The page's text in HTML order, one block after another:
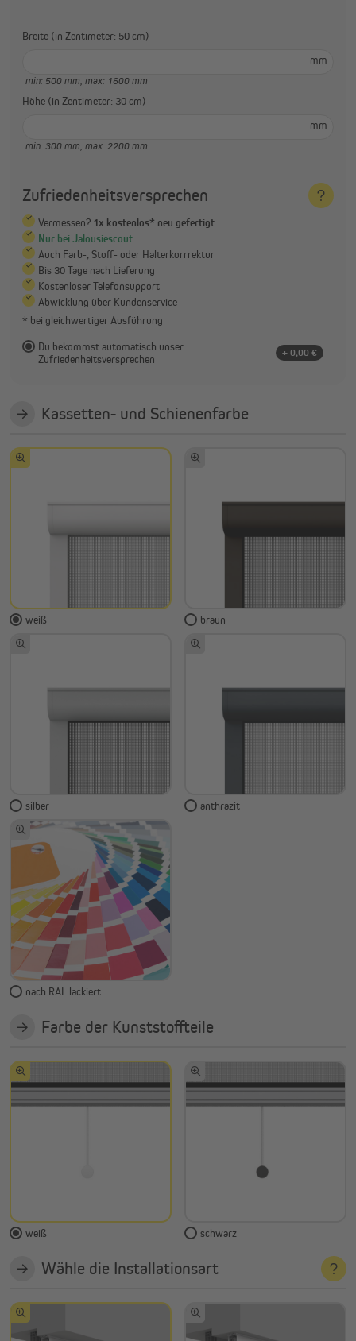
Breite (in Zentimeter: 50 cm)
mm
min: 500 mm, max: 1600 mm
Höhe (in Zentimeter: 30 cm)
mm
min: 300 mm, max: 2200 mm
Zufriedenheitsversprechen
Vermessen? 1x kostenlos* neu gefertigt
Nur bei Jalousiescout
Auch Farb-, Stoff- oder Halterkorrrektur
Bis 30 Tage nach Lieferung
Kostenloser Telefonsupport
Abwicklung über Kundenservice
* bei gleichwertiger Ausführung
Du bekommst automatisch unser
Zufriedenheitsversprechen
+ 0,00 €
Kassetten- und Schienenfarbe
weiß braun
silber anthrazit
nach RAL lackiert
Farbe der Kunststoffteile
weiß schwarz
Wähle die Installationsart